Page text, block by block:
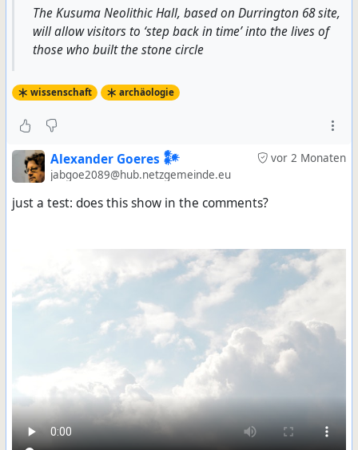
The Kusuma Neolithic Hall, based on Durrington 68 site,
will allow visitors to ‘step back in time’ into the lives of
those who built the stone circle
wissenschaft archäologie
vor 2 Monaten
Alexander Goeres 𒀯
jabgoe2089@hub.netzgemeinde.eu
just a test: does this show in the comments?